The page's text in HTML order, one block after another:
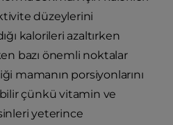
düzeylerini
kalorileri azaltırken
bazı önemli noktalar
mamanın porsiyonlarını
çünkü vitamin ve
yeterince